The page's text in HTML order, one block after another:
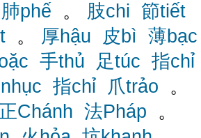
肺phế 。 肢chi 節tiết
。 厚hậu 皮bì 薄bạc
手thủ 足túc 指chỉ
指chỉ 爪trảo 。
正Chánh 法Pháp 。